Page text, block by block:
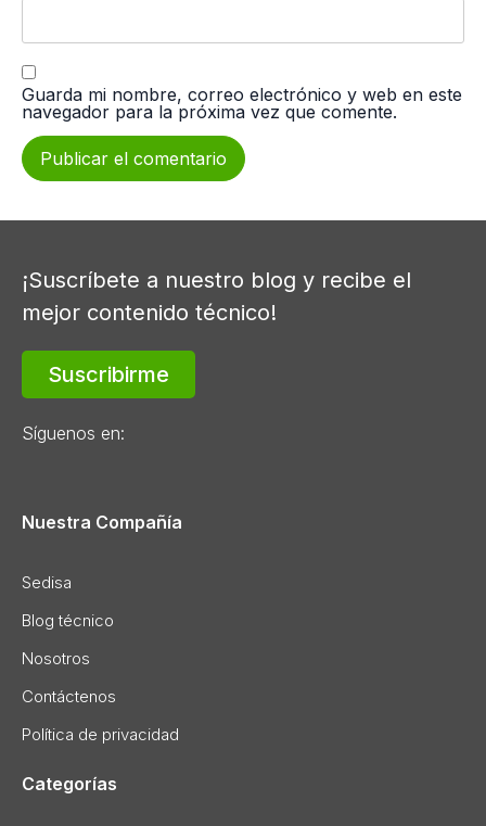
Guarda mi nombre, correo electrónico y web en este
navegador para la próxima vez que comente.
¡Suscríbete a nuestro blog y recibe el
mejor contenido técnico!
Suscribirme
Síguenos en:
Nuestra Compañía
Sedisa
Blog técnico
Nosotros
Contáctenos
Política de privacidad
Categorías